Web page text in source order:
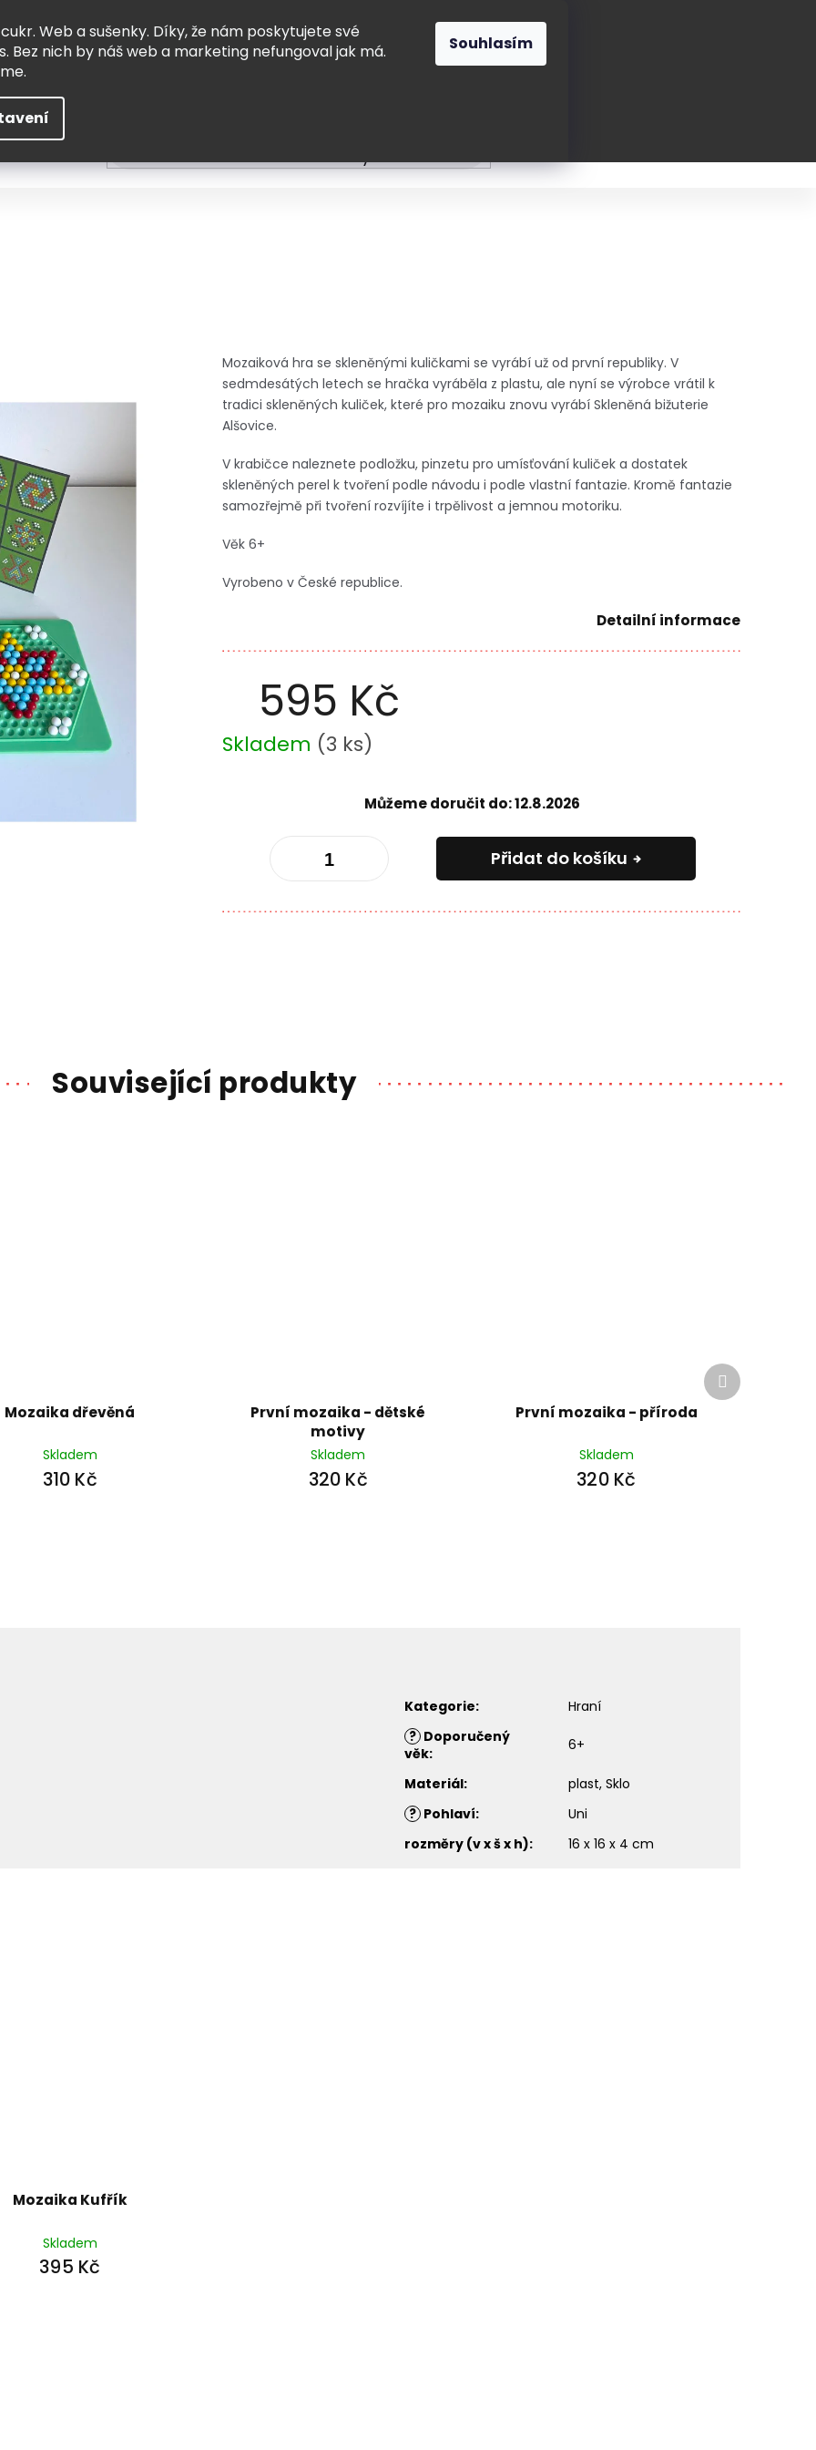
Web a sušenky. Díky, že nám poskytujete své
Bez nich by náš web a marketing nefungoval jak má.
Souhlasím
595 Kč
Měrná
cena:
Skladem (3 ks)
Můžeme doručit do:12.8.2026
Přidat do košíku
Mozaiková hra se skleněnými kuličkami se vyrábí už od první republiky. V
sedmdesátých letech se hračka vyráběla z plastu, ale nyní se výrobce vrátil k
tradici skleněných kuliček, které pro mozaiku znovu vyrábí Skleněná bižuterie
Alšovice.
V krabičce naleznete podložku, pinzetu pro umísťování kuliček a dostatek
skleněných perel k tvoření podle návodu i podle vlastní fantazie. Kromě fantazie
samozřejmě při tvoření rozvíjíte i trpělivost a jemnou motoriku.
Věk 6+
Vyrobeno v České republice.
Detailní informace
Související produkty
Mozaika dřevěná
Skladem
310 Kč
První mozaika - dětské
motivy
Skladem
320 Kč
První mozaika - příroda
Skladem
320 Kč
Další
produkt
Kategorie:
Hraní
? Doporučený
věk: 6+
Materiál:
plast, Sklo
? Pohlaví:
Uni
rozměry (v x š x h): 16 x 16 x 4 cm
Mozaika Kufřík
Skladem
395 Kč